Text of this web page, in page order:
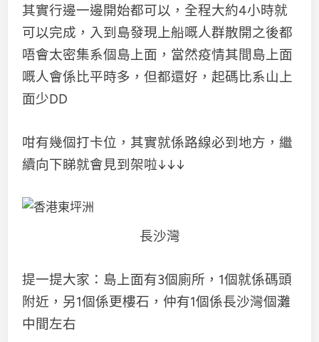
其實行邊一邊開始都可以，全程大約4小時就
可以完成，入到島發現上船嘅人群散開之後都
唔會太密集系個島上面，當然疫情其間島上面
嘅人會係比平時多，但都還好，起碼比系山上
面少DD
咁有幾個打卡位，其實就係路線必到地方，繼
續向下睇就會見到架啦↓↓↓
長沙灣
提一提大家：島上面有3個廁所，1個就係碼頭
附近，另1個係更樓石，仲有1個係長沙灣個灘
中間左右